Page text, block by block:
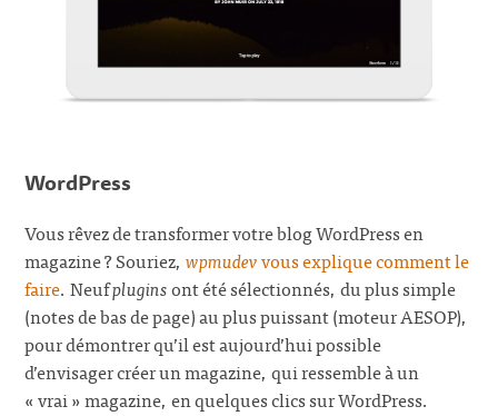
WordPress
Vous rêvez de transformer votre blog WordPress en
magazine ? Souriez,wpmudevvous explique comment le
faire. Neufpluginsont été sélectionnés, du plus simple
(notes de bas de page) au plus puissant (moteur AESOP),
pour démontrer qu’il est aujourd’hui possible
d’envisager créer un magazine, qui ressemble à un
« vrai » magazine, en quelques clics sur WordPress.